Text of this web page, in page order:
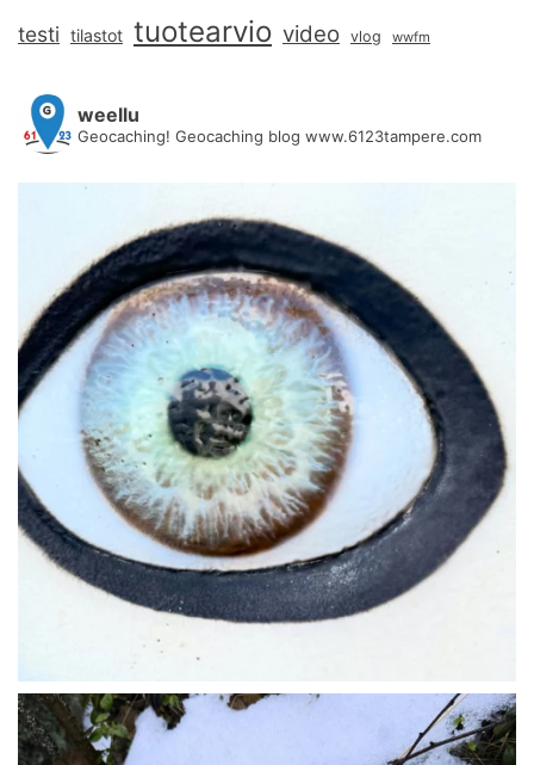
testi tilastot tuotearvio video vlog wwfm
weellu
Geocaching! Geocaching blog www.6123tampere.com